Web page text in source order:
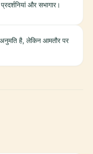
और सभागार।
अनुमति है, लेकिन आमतौर पर